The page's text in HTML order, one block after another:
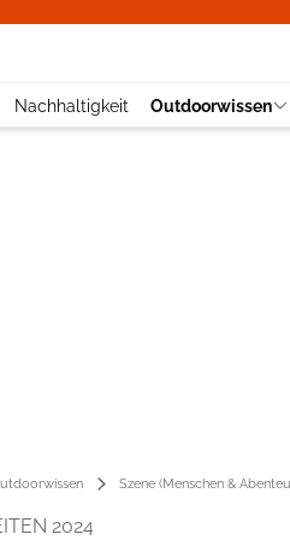
Nachhaltigkeit Outdoorwissen
Szene (Menschen &
2024